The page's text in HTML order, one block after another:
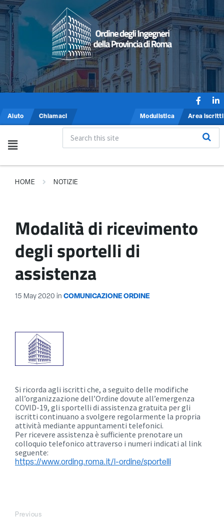
Aiuto Chiamaci Modulistica Area iscritti
HOME NOTIZIE
Modalità di ricevimento
degli sportelli di
assistenza
15 May 2020 in COMUNICAZIONE ORDINE
Si ricorda agli iscritti che, a seguito delle modifiche
all’organizzazione dell’Ordine dovute all’emergenza
COVID-19, gli sportelli di assistenza gratuita per gli
iscritti continuano a svolgere regolarmente la propria
attività mediante appuntamenti telefonici.
Per ricevere assistenza è sufficiente prenotare un
colloquio telefonico attraverso i numeri indicati al link
seguente:
https://www.ording.roma.it/l-ordine/sportelli
Previous